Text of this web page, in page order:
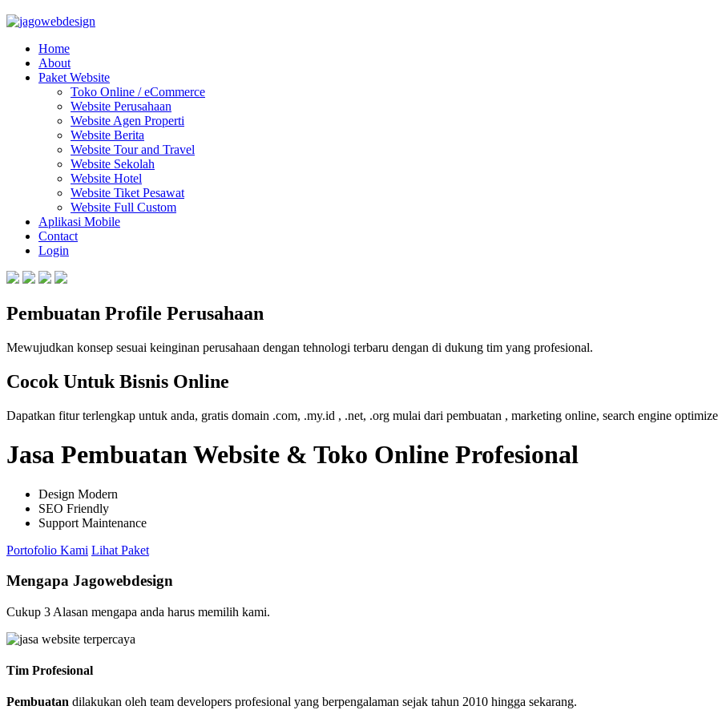
Home
About
Paket Website
Toko Online / eCommerce
Website Perusahaan
Website Agen Properti
Website Berita
Website Tour and Travel
Website Sekolah
Website Hotel
Website Tiket Pesawat
Website Full Custom
Aplikasi Mobile
Contact
Login
Pembuatan Profile Perusahaan
Mewujudkan konsep sesuai keinginan perusahaan dengan tehnologi terbaru dengan di dukung tim yang profesional.
Cocok Untuk Bisnis Online
Dapatkan fitur terlengkap untuk anda, gratis domain .com, .my.id , .net, .org mulai dari pembuatan , marketing online, search engine
Jasa Pembuatan Website & Toko Online Profesional
Design Modern
SEO Friendly
Support Maintenance
Portofolio Kami Lihat Paket
Mengapa Jagowebdesign
Cukup 3 Alasan mengapa anda harus memilih kami.
Tim Profesional
Pembuatan dilakukan oleh team developers profesional yang berpengalaman sejak tahun 2010 hingga sekarang.